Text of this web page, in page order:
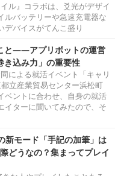
ル』コラボは、爻光がデザイ
ルバッテリーや急速充電器な
デバイスがてんこ盛り
と――アプリボットの運営
き込み力」の重要性
による就活イベント「キャリ
立産業貿易センター浜松町
ベントに合わせ、自身の就活
イターに聞いてみたので、そ
新モード「手記の加筆」は
どうなの？集まってプレイ